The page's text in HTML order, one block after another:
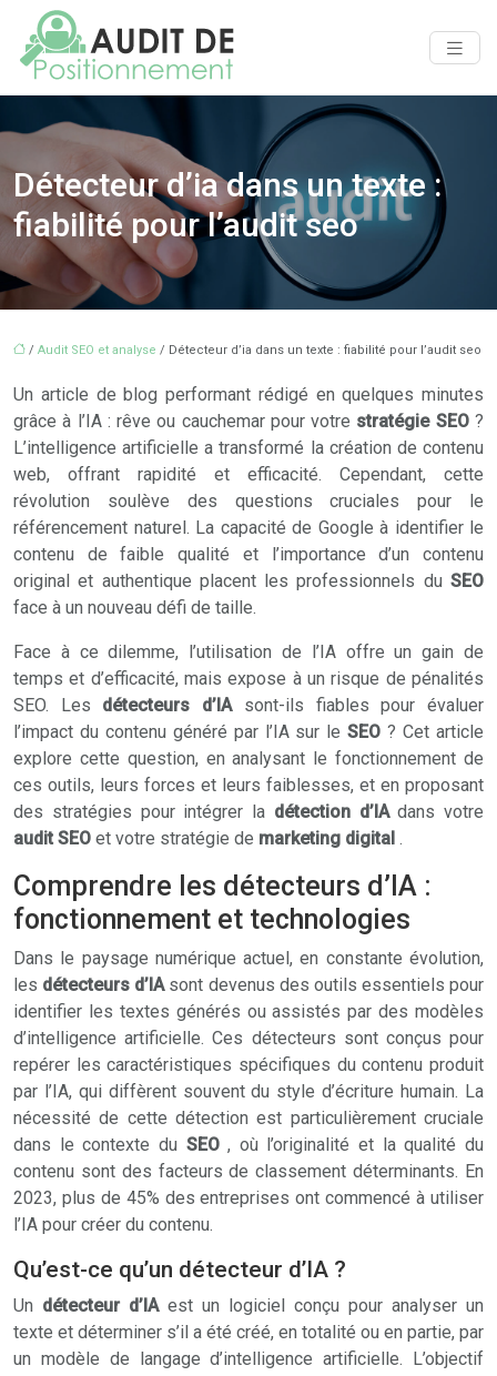
Détecteur d’ia dans un texte :
fiabilité pour l’audit seo
/ Audit SEO et analyse / Détecteur d’ia dans un texte : fiabilité pour l’audit seo
Un article de blog performant rédigé en quelques minutes
grâce à l’IA : rêve ou cauchemar pour votre stratégie SEO?
L’intelligence artificielle a transformé la création de contenu
web, offrant rapidité et efficacité. Cependant, cette
révolution soulève des questions cruciales pour le
référencement naturel. La capacité de Google à identifier le
contenu de faible qualité et l’importance d’un contenu
original et authentique placent les professionnels du SEO
face à un nouveau défi de taille.
Face à ce dilemme, l’utilisation de l’IA offre un gain de
temps et d’efficacité, mais expose à un risque de pénalités
SEO. Les détecteurs d’IA sont-ils fiables pour évaluer
l’impact du contenu généré par l’IA sur leSEO? Cet article
explore cette question, en analysant le fonctionnement de
ces outils, leurs forces et leurs faiblesses, et en proposant
des stratégies pour intégrer la détection d’IAdans votre
audit SEO et votre stratégie de marketing digital .
Comprendre les détecteurs d’IA :
fonctionnement et technologies
Dans le paysage numérique actuel, en constante évolution,
les détecteurs d’IA sont devenus des outils essentiels pour
identifier les textes générés ou assistés par des modèles
d’intelligence artificielle. Ces détecteurs sont conçus pour
repérer les caractéristiques spécifiques du contenu produit
par l’IA, qui diffèrent souvent du style d’écriture humain. La
nécessité de cette détection est particulièrement cruciale
dans le contexte du SEO, où l’originalité et la qualité du
contenu sont des facteurs de classement déterminants. En
2023, plus de 45% des entreprises ont commencé à utiliser
l’IA pour créer du contenu.
Qu’est-ce qu’un détecteur d’IA ?
Un détecteur d’IA est un logiciel conçu pour analyser un
texte et déterminer s’il a été créé, en totalité ou en partie, par
un modèle de langage d’intelligence artificielle. L’objectif